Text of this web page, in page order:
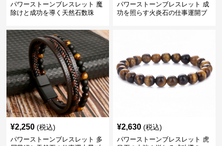
パワーストーンブレスレット 魔
除けと成功を導く天然石数珠
パワーストーンブレスレット 成
功を照らす火炎石の仕事運開ブ
¥2,250 (税込)
パワーストーンブレスレット 多
¥2,630 (税込)
パワーストーンブレスレット 虎